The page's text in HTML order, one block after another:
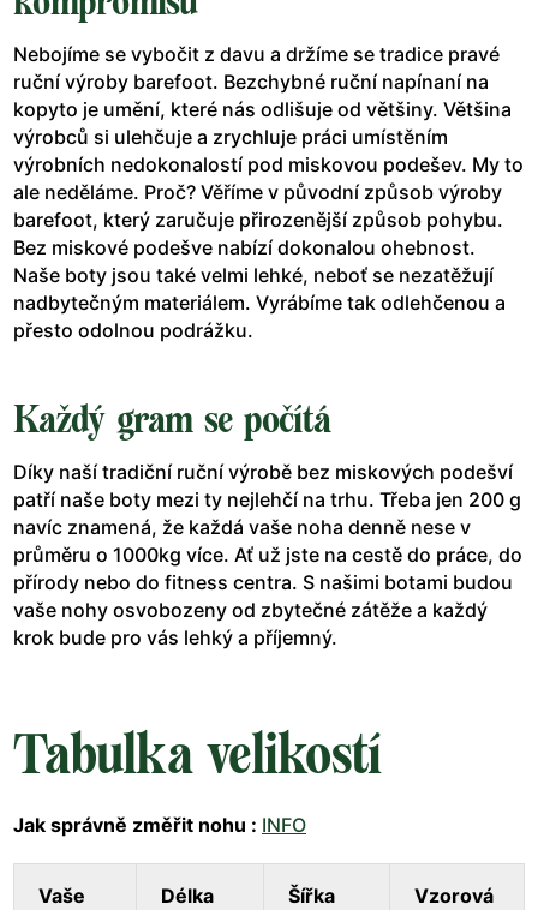
Nebojíme se vybočit z davu a držíme se tradice pravé
ruční výroby barefoot. Bezchybné ruční napínaní na
kopyto je umění, které nás odlišuje od většiny. Většina
výrobců si ulehčuje a zrychluje práci umístěním
výrobních nedokonalostí pod miskovou podešev. My to
ale neděláme. Proč? Věříme v původní způsob výroby
barefoot, který zaručuje přirozenější způsob pohybu.
Bez miskové podešve nabízí dokonalou ohebnost.
Naše boty jsou také velmi lehké, neboť se nezatěžují
nadbytečným materiálem. Vyrábíme tak odlehčenou a
přesto odolnou podrážku.
Každý gram se počítá
Díky naší tradiční ruční výrobě bez miskových podešví
patří naše boty mezi ty nejlehčí na trhu. Třeba jen 200 g
navíc znamená, že každá vaše noha denně nese v
průměru o 1000kg více. Ať už jste na cestě do práce, do
přírody nebo do fitness centra. S našimi botami budou
vaše nohy osvobozeny od zbytečné zátěže a každý
krok bude pro vás lehký a příjemný.
Tabulka velikostí
Jak správně změřit nohu : INFO
Vaše
Délka
Šířka
Vzorová